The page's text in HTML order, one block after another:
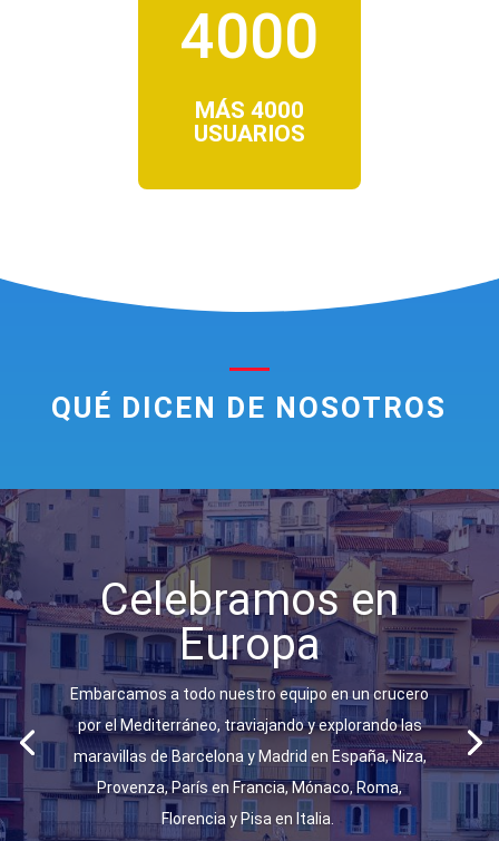
4000
MÁS 4000
USUARIOS
QUÉ DICEN DE NOSOTROS
Celebramos en
Europa
Embarcamos a todo nuestro equipo en un crucero
por el Mediterráneo, traviajando y explorando las
maravillas de Barcelona y Madrid en España, Niza,
Provenza, París en Francia, Mónaco, Roma,
Florencia y Pisa en Italia.